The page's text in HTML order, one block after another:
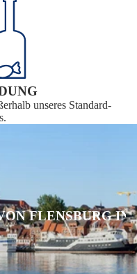
unseres Standard-
FLENSBURG IN